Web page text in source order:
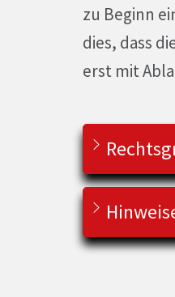
zu Beginn
dies, dass
erst mit